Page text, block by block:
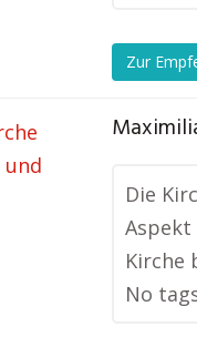
Zur
Die
Aspekt
Kirche
No